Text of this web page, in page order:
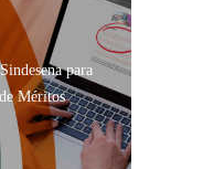
para
Méritos